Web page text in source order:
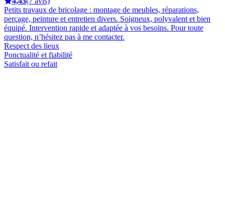
Petits travaux de bricolage : montage de meubles, réparations,
perçage, peinture et entretien divers. Soigneux, polyvalent et bien
équipé. Intervention rapide et adaptée à vos besoins. Pour toute
question, n’hésitez pas à me contacter.
Respect des lieux
Ponctualité et fiabilité
Satisfait ou refait